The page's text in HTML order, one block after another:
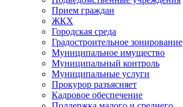
Прием граждан
ЖКХ
Городская среда
Градостроительное зонирование
Муниципальное имущество
Муниципальный контроль
Муниципальные услуги
Прокурор разъясняет
Кадровое обеспечение